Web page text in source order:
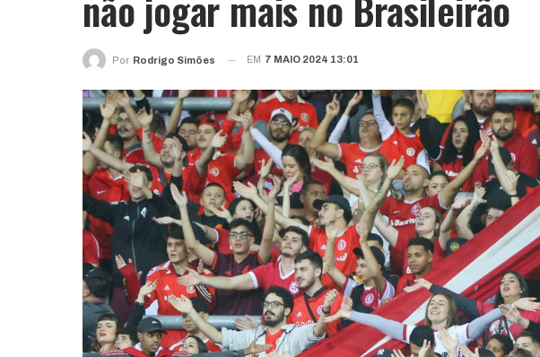
Por Rodrigo Simões EM 7 MAIO 2024 13:01